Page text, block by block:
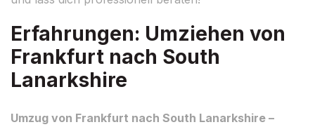
Erfahrungen: Umziehen von
Frankfurt nach South
Lanarkshire
Umzug von Frankfurt nach South Lanarkshire –